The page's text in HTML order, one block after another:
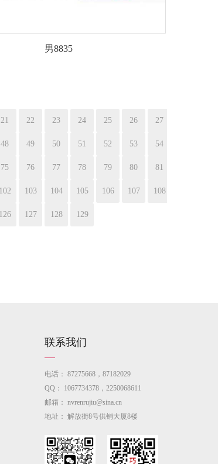
男8835
21 22 23 24 25 26 27
48 49 50 51 52 53 54
75 76 77 78 79 80 81
102 103 104 105 106 107 108
126 127 128 129
联系我们
电话： 87275668，87182029
QQ：
1067734378，2250068611
邮箱： nvrenrujiu@sina.cn
地址： 解放街8号供销大厦8楼